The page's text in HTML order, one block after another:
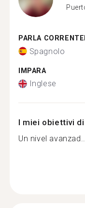
PARLA
Spagnolo
IMPARA
Inglese
I miei obiettivi
Un nivel